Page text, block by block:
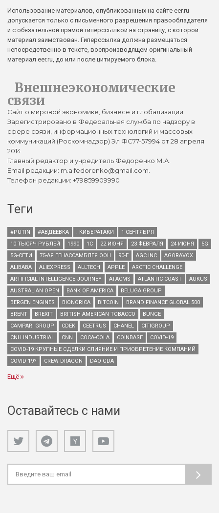
Использование материалов, опубликованных на сайте eer.ru
допускается только с письменного разрешения правообладателя
и с обязательной прямой гиперссылкой на страницу, с которой
материал заимствован. Гиперссылка должна размещаться
непосредственно в тексте, воспроизводящем оригинальный
материал eer.ru, до или после цитируемого блока.
Внешнеэкономические
связи
Сайт о мировой экономике, бизнесе и глобализации
Зарегистрировано в Федеральная служба по надзору в
сфере связи, информационных технологий и массовых
коммуникаций (Роскомнадзор) Эл ФС77-57994 от 28 апреля
2014
Главный редактор и учредитель Федоренко М.А.
Email редакции: m.a.fedorenko@gmail.com.
Телефон редакции: +79859909990
Теги
#PUTIN #АВДЕЕВКА . КИБЕРАТАКИ
1 СЕНТЯБРЯ
10 ТЫСЯЧ РУБЛЕЙ
1990 1С 22 ИЮНЯ 23 ФЕВРАЛЯ 24 ИЮНЯ
5G
5G-СЕТИ
75-АЯ ГЕНАССАМБЛЕЯ ООН 90-Е AGC INC
AGORAVOX
ALIBABA
ALIEXPRESS ALLTECH APPLE
ARCTIC CHALLENGE
ARTIFICIAL INTELLIGENCE JOURNEY
ATACMS ATLANTIC COAST
AUKUS
AUSTRALIAN OPEN
BANK OF AMERICA
BELUGA GROUP
BERGEN ENGINES
BIONORICA BITCOIN
BRAND FINANCE GLOBAL 500
BRENT
BREXIT BRITISH AMERICAN TOBACCO
BUNGE
CAMPARI GROUP
CDEK CEETRUS CHANEL
CITIGROUP
CNH INDUSTRIAL
CNN COCA-COLA COINBASE
COVID-19
COVID-19 КРУПНЫЕ СДЕЛКИ СЛИЯНИЕ И ПРИОБРЕТЕНИЕ КОМПАНИЙ
COVID-19?
CREW DRAGON DAO GDA
Ещё
Оставайтесь с нами